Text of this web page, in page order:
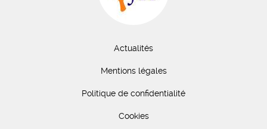
Actualités
Mentions légales
Politique de confidentialité
Cookies